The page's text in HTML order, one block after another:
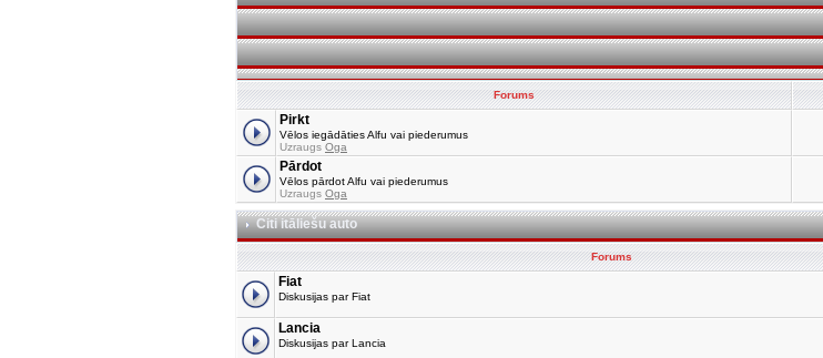
Forums
Pirkt
Vēlos iegādāties Alfu vai piederumus
Uzraugs Oga
Pārdot
Vēlos pārdot Alfu vai piederumus
Uzraugs Oga
Citi itāliešu auto
Forums
Fiat
Diskusijas par Fiat
Lancia
Diskusijas par Lancia